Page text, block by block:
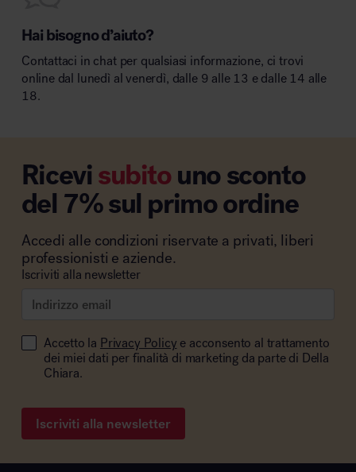
Hai bisogno d’aiuto?
Contattaci in chat per qualsiasi informazione, ci trovi
online dal lunedì al venerdì, dalle 9 alle 13 e dalle 14 alle
18.
Ricevisubitouno sconto
del 7% sul primo ordine
Accedi alle condizioni riservate a privati, liberi
professionisti e aziende.
Iscriviti alla newsletter
Accetto la Privacy Policy e acconsento al trattamento
dei miei dati per finalità di marketing da parte di Della
Chiara.
Iscriviti alla newsletter